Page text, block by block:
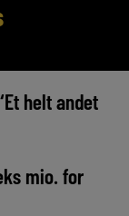
helt andet
mio. for